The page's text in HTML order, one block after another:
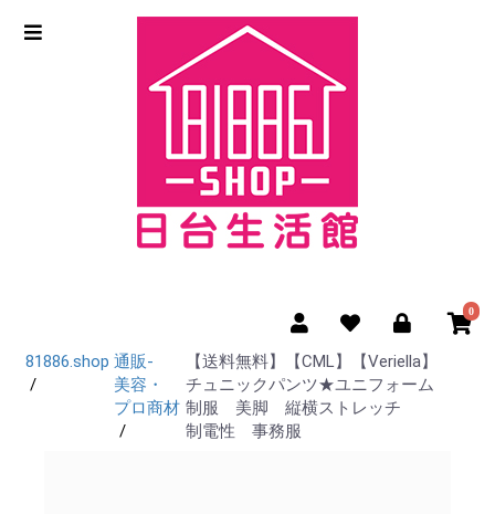
0
81886.shop 通販-
美容・
プロ商材
【送料無料】【CML】【Veriella】
チュニックパンツ★ユニフォーム
制服 美脚 縦横ストレッチ
制電性 事務服